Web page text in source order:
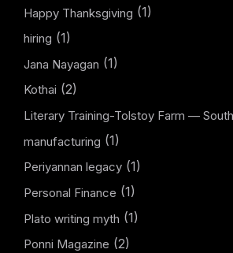
Happy Thanksgiving (1)
hiring (1)
Jana Nayagan (1)
Kothai (2)
Literary Training-Tolstoy Farm —
manufacturing (1)
Periyannan legacy (1)
Personal Finance (1)
Plato writing myth (1)
Ponni Magazine (2)